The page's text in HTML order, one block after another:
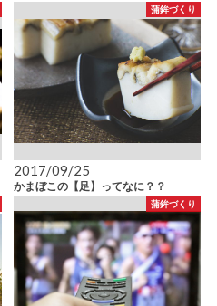
蒲鉾づくり
2017/09/25
かまぼこの【足】ってなに？？
蒲鉾づくり